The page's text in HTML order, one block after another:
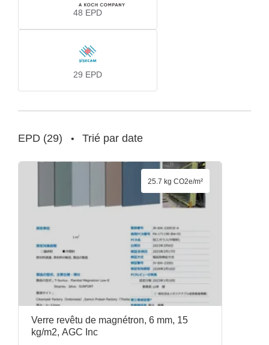
48 EPD
29 EPD
EPD (29) • Trié par date
Verre revêtu de magnétron, 6 mm, 15
kg/m2, AGC Inc
25.7 kg CO2e/m²